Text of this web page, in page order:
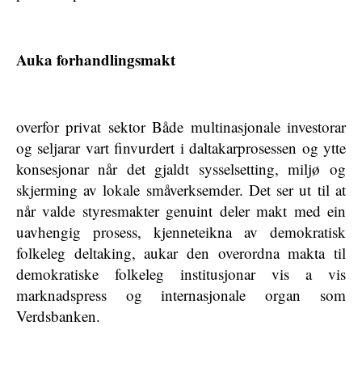
Auka forhandlingsmakt
overfor privat sektor Både multinasjonale investorar
og seljarar vart finvurdert i daltakarprosessen og ytte
konsesjonar når det gjaldt sysselsetting, miljø og
skjerming av lokale småverksemder. Det ser ut til at
når valde styresmakter genuint deler makt med ein
uavhengig prosess, kjenneteikna av demokratisk
folkeleg deltaking, aukar den overordna makta til
demokratiske folkeleg institusjonar vis a vis
marknadspress og internasjonale organ som
Verdsbanken.